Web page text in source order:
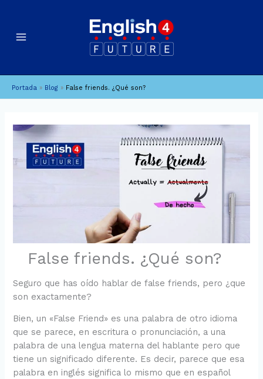
contenido
Portada » Blog » False friends. ¿Qué son?
False friends. ¿Qué son?
Seguro que has oído hablar de false friends, pero ¿que
son exactamente?
Bien, un «False Friend» es una palabra de otro idioma
que se parece, en escritura o pronunciación, a una
palabra de una lengua materna del hablante pero que
tiene un significado diferente. Es decir, parece que esa
palabra en inglés significa lo mismo que en español
a
i